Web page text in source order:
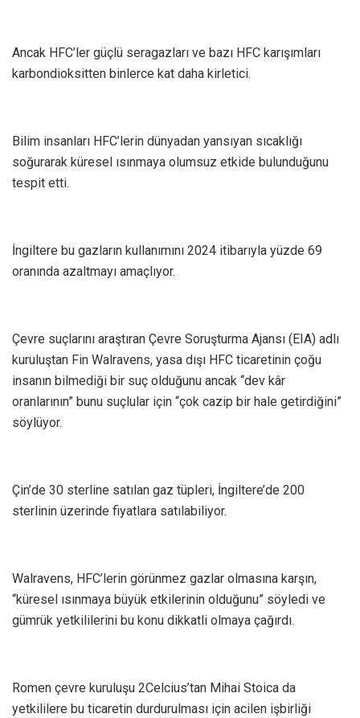
Ancak HFC’ler güçlü seragazları ve bazı HFC karışımları
karbondioksitten binlerce kat daha kirletici.
Bilim insanları HFC’lerin dünyadan yansıyan sıcaklığı
soğurarak küresel ısınmaya olumsuz etkide bulunduğunu
tespit etti.
İngiltere bu gazların kullanımını 2024 itibarıyla yüzde 69
oranında azaltmayı amaçlıyor.
Çevre suçlarını araştıran Çevre Soruşturma Ajansı (EIA) adlı
kuruluştan Fin Walravens, yasa dışı HFC ticaretinin çoğu
insanın bilmediği bir suç olduğunu ancak “dev kâr
oranlarının” bunu suçlular için “çok cazip bir hale getirdiğini”
söylüyor.
Çin’de 30 sterline satılan gaz tüpleri, İngiltere’de 200
sterlinin üzerinde fiyatlara satılabiliyor.
Walravens, HFC’lerin görünmez gazlar olmasına karşın,
“küresel ısınmaya büyük etkilerinin olduğunu” söyledi ve
gümrük yetkililerini bu konu dikkatli olmaya çağırdı.
Romen çevre kuruluşu 2Celcius’tan Mihai Stoica da
yetkililere bu ticaretin durdurulması için acilen işbirliği